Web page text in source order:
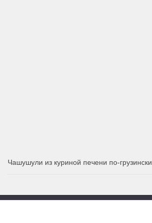
Чашушули из куриной печени по-грузински